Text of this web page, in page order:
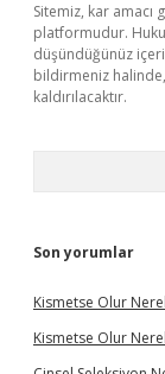
Sitemiz, kar amacı
platformudur.
düşündüğünüz
bildirmeniz
kaldırılacaktır.
Son yorumlar
Kismetse Olur
Kismetse Olur